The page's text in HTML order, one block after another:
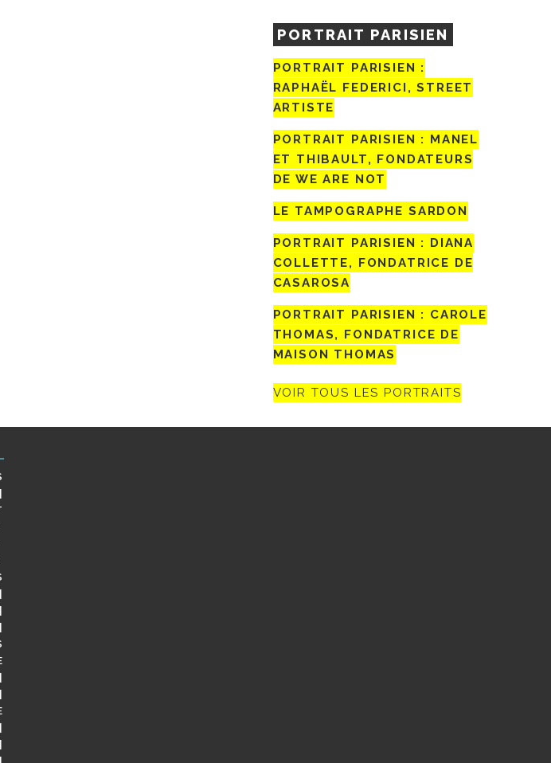
PORTRAIT PARISIEN
PORTRAIT PARISIEN :
RAPHAËL FEDERICI, STREET
ARTISTE
PORTRAIT PARISIEN : MANEL
ET THIBAULT, FONDATEURS
DE WE ARE NOT
LE TAMPOGRAPHE SARDON
PORTRAIT PARISIEN : DIANA
COLLETTE, FONDATRICE DE
CASAROSA
PORTRAIT PARISIEN : CAROLE
THOMAS, FONDATRICE DE
MAISON THOMAS
VOIR TOUS LES PORTRAITS